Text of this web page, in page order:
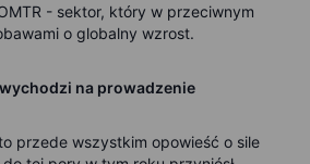
- sektor, który w przeciwnym
o globalny wzrost.
na prowadzenie
przede wszystkim opowieść o sile